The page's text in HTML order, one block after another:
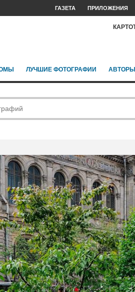
ГАЗЕТА ПРИЛОЖЕНИЯ
ЛУЧШИЕ ФОТОГРАФИИ АВТОРЫ